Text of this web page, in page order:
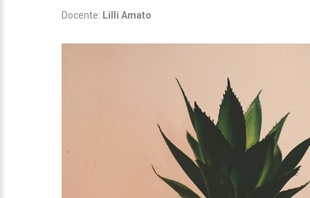
Docente: Lilli Amato